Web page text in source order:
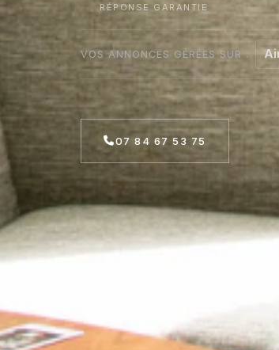
RÉPONSE GARANTIE
VOS ANNONCES GÉRÉES SUR :
07 84 67 53 75